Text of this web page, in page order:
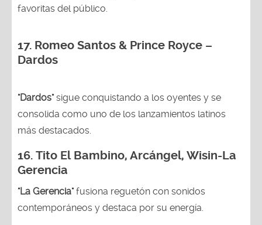
favoritas del público.
17. Romeo Santos & Prince Royce –
Dardos
"Dardos"sigue conquistando a los oyentes y se
consolida como uno de los lanzamientos latinos
más destacados.
16. Tito El Bambino, Arcángel, Wisin-La
Gerencia
"La Gerencia"fusiona reguetón con sonidos
contemporáneos y destaca por su energía.